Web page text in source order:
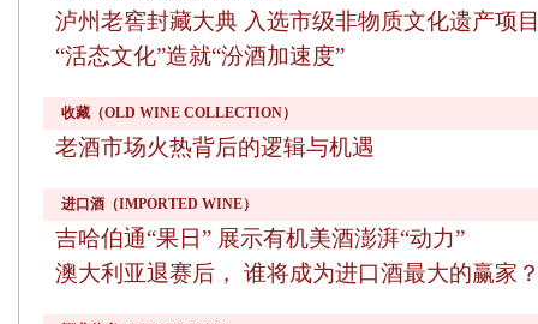
泸州老窖封藏大典 入选市级非物质文化遗产项
“活态文化”造就“汾酒加速度”
收藏（OLD WINE COLLECTION）
老酒市场火热背后的逻辑与机遇
进口酒（IMPORTED WINE）
吉哈伯通“果日” 展示有机美酒澎湃“动力”
澳大利亚退赛后， 谁将成为进口酒最大的赢家